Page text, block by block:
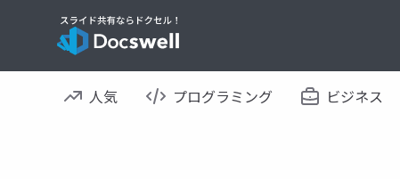
人気 プログラミング ビジネス